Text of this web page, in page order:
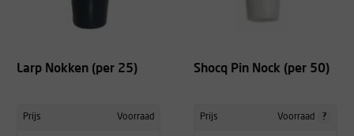
Larp Nokken (per 25)
Prijs Voorraad
Shocq Pin Nock (per 50)
Prijs Voorraad ?